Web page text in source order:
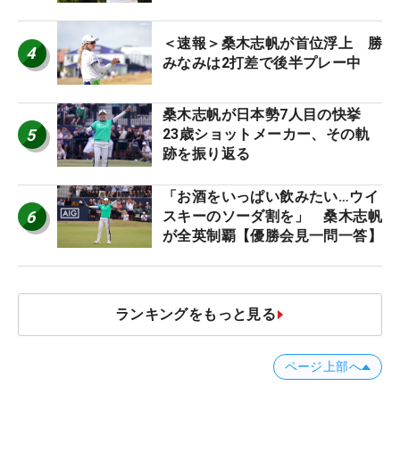
4
＜速報＞桑木志帆が首位浮上 勝
みなみは2打差で後半プレー中
5
桑木志帆が日本勢7人目の快挙
23歳ショットメーカー、その軌
跡を振り返る
6
「お酒をいっぱい飲みたい…ウイ
スキーのソーダ割を」 桑木志帆
が全英制覇【優勝会見一問一答】
ランキングをもっと見る
ページ上部へ